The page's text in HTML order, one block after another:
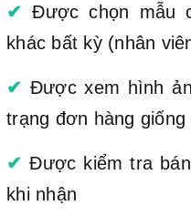
✔ Được chọn mẫu
khác bất kỳ (nhân
✔ Được xem hình
trạng đơn hàng
✔ Được kiểm tra
khi nhận